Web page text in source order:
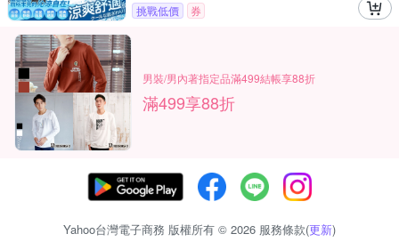
挑戰低價 券
男裝/男內著指定品滿499結帳享88折
滿499享88折
Yahoo台灣電子商務 版權所有 © 2026 服務條款(更新)